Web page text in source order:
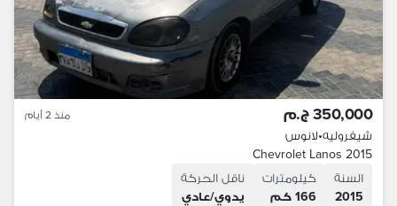
350,000 ج.م منذ 2 أيام
شيفروليه•لانوس
Chevrolet Lanos 2015
السنة
2015
كيلومترات
166 كم
ناقل الحركة
يدوي/عادي